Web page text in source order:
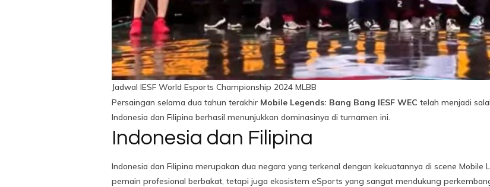
Jadwal IESF World Esports Championship 2024 MLBB
Persaingan selama dua tahun terakhir Mobile Legends: Bang Bang IESF WEC telah menjadi
Indonesia dan Filipina berhasil menunjukkan dominasinya di turnamen ini.
Indonesia dan Filipina
Indonesia dan Filipina merupakan dua negara yang terkenal dengan kekuatannya di scene Mobile
pemain profesional berbakat, tetapi juga ekosistem eSports yang sangat mendukung